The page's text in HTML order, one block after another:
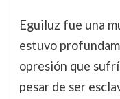
Eguiluz fue una
estuvo
opresión que
pesar de ser